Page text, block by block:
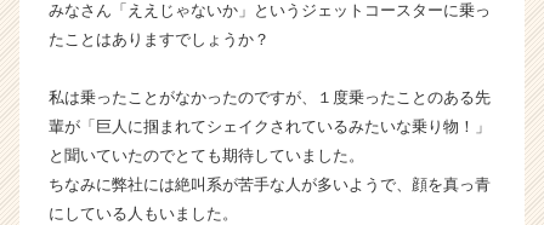
a
r
e
r）
みなさん「ええじゃないか」というジェットコースターに乗っ
たことはありますでしょうか？
私は乗ったことがなかったのですが、１度乗ったことのある先
輩が「巨人に掴まれてシェイクされているみたいな乗り物！」
と聞いていたのでとても期待していました。
ちなみに弊社には絶叫系が苦手な人が多いようで、顔を真っ青
にしている人もいました。